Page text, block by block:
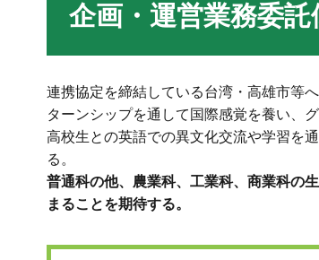
企画・運営業務委
連携協定を締結している台湾・高雄市等
ターンシップを通して国際感覚を養い、
高校生との英語での異文化交流や学習を
る。
普通科の他、農業科、工業科、商業科の
まることを期待する。